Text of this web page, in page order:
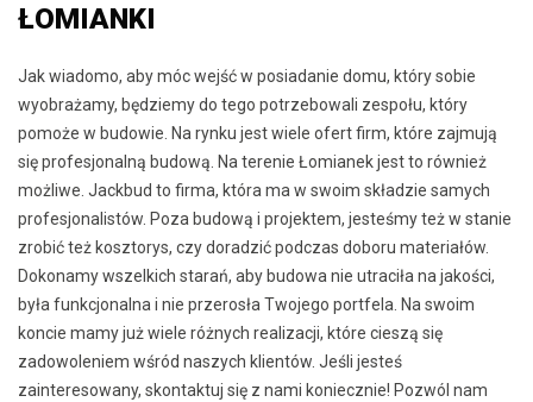
ŁOMIANKI
Jak wiadomo, aby móc wejść w posiadanie domu, który sobie
wyobrażamy, będziemy do tego potrzebowali zespołu, który
pomoże w budowie. Na rynku jest wiele ofert firm, które zajmują
się profesjonalną budową. Na terenie Łomianek jest to również
możliwe. Jackbud to firma, która ma w swoim składzie samych
profesjonalistów. Poza budową i projektem, jesteśmy też w stanie
zrobić też kosztorys, czy doradzić podczas doboru materiałów.
Dokonamy wszelkich starań, aby budowa nie utraciła na jakości,
była funkcjonalna i nie przerosła Twojego portfela. Na swoim
koncie mamy już wiele różnych realizacji, które cieszą się
zadowoleniem wśród naszych klientów. Jeśli jesteś
zainteresowany, skontaktuj się z nami koniecznie! Pozwól nam